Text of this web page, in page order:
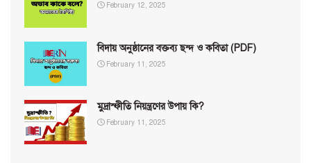
February 12, 2025
বিদায় অনুষ্ঠানের বক্তব্য ছন্দ ও কবিতা (PDF)
February 11, 2025
মুদ্রাস্ফীতি নিয়ন্ত্রণের উপায় কি?
February 11, 2025